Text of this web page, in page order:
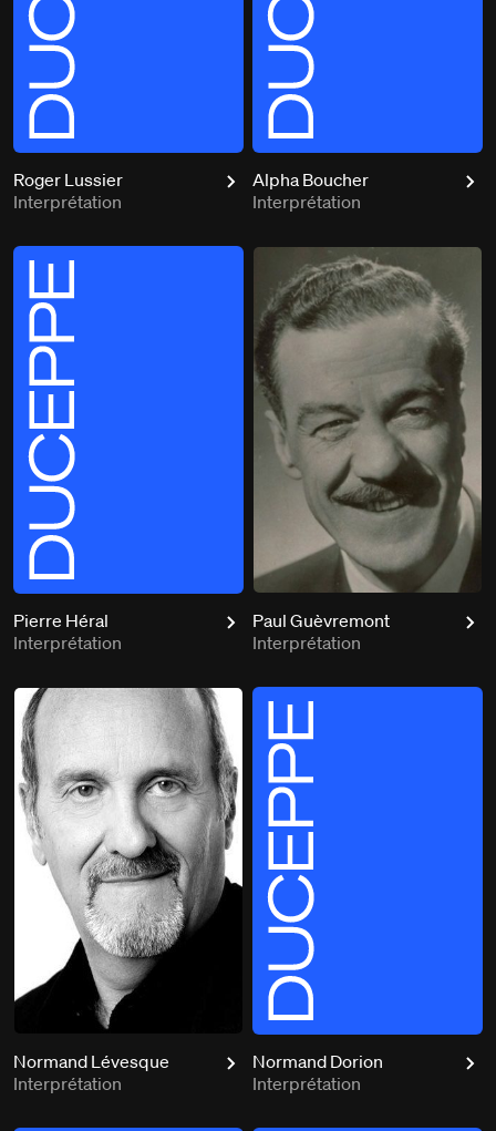
Roger Lussier
Interprétation
Alpha Boucher
Interprétation
Pierre Héral
Interprétation
Paul Guèvremont
Interprétation
Normand Lévesque
Interprétation
Normand Dorion
Interprétation